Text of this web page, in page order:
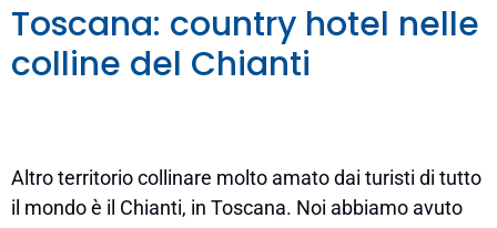
Toscana: country hotel nelle
colline del Chianti
Altro territorio collinare molto amato dai turisti di tutto
il mondo è il Chianti, in Toscana. Noi abbiamo avuto